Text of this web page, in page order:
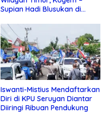
Supian Hadi Blusukan di
Iswanti-Mistius Mendaftarkan
Diri di KPU Seruyan Diantar
Diiringi Ribuan Pendukung